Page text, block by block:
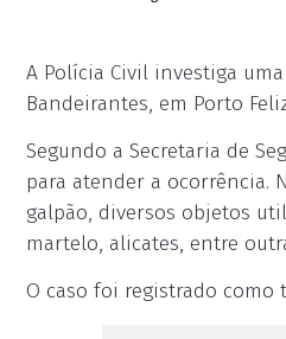
A Polícia Civil investiga
Bandeirantes, em Porto
Segundo a Secretaria de
para atender a ocorrência.
galpão, diversos objetos
martelo, alicates, entre
O caso foi registrado como